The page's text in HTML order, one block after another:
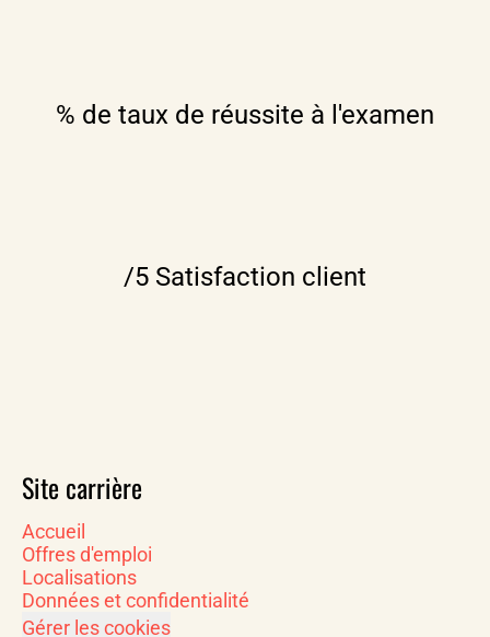
% de taux de réussite à l'examen
/5 Satisfaction client
Site carrière
Accueil
Offres d'emploi
Localisations
Données et confidentialité
Gérer les cookies